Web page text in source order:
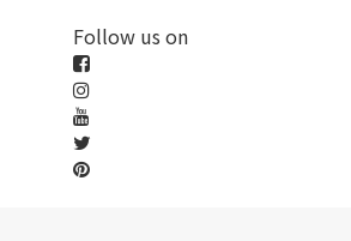
Follow us on